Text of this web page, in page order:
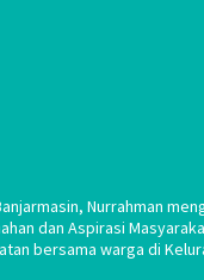
Nurrahman
dan Aspirasi
bersama warga di